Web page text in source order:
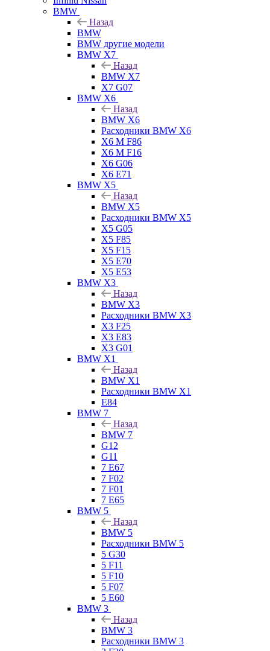
BMW
Назад
BMW
BMW другие модели
BMW X7
Назад
BMW X7
X7 G07
BMW X6
Назад
BMW X6
Расходники BMW X6
X6 M F86
X6 M F16
X6 G06
X6 E71
BMW X5
Назад
BMW X5
Расходники BMW X5
X5 G05
X5 F85
X5 F15
X5 E70
X5 E53
BMW X3
Назад
BMW X3
Расходники BMW X3
X3 F25
X3 E83
X3 G01
BMW X1
Назад
BMW X1
Расходники BMW X1
E84
BMW 7
Назад
BMW 7
G12
G11
7 Е67
7 F02
7 F01
7 E65
BMW 5
Назад
BMW 5
Расходники BMW 5
5 G30
5 F11
5 F10
5 F07
5 E60
BMW 3
Назад
BMW 3
Расходники BMW 3